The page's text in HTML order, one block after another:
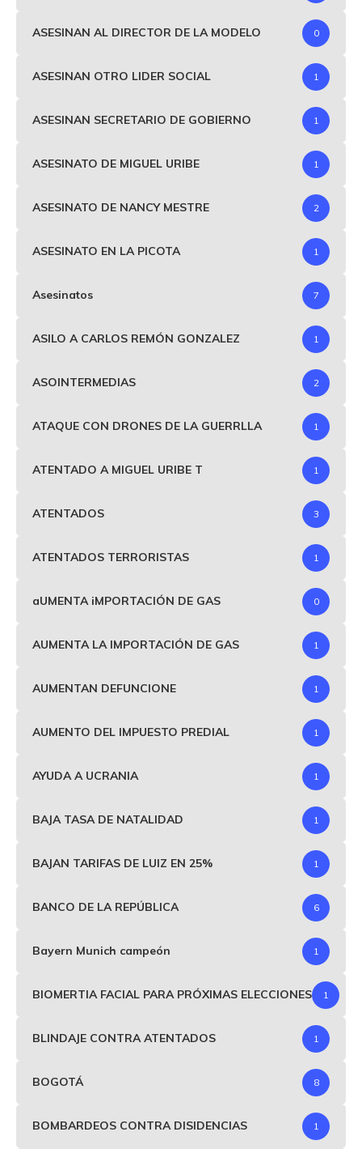
ASESINAN AL DIRECTOR DE LA MODELO 0
ASESINAN OTRO LIDER SOCIAL 1
ASESINAN SECRETARIO DE GOBIERNO 1
ASESINATO DE MIGUEL URIBE 1
ASESINATO DE NANCY MESTRE 2
ASESINATO EN LA PICOTA 1
Asesinatos 7
ASILO A CARLOS REMÓN GONZALEZ 1
ASOINTERMEDIAS 2
ATAQUE CON DRONES DE LA GUERRLLA 1
ATENTADO A MIGUEL URIBE T 1
ATENTADOS 3
ATENTADOS TERRORISTAS 1
aUMENTA iMPORTACIÓN DE GAS 0
AUMENTA LA IMPORTACIÓN DE GAS 1
AUMENTAN DEFUNCIONE 1
AUMENTO DEL IMPUESTO PREDIAL 1
AYUDA A UCRANIA 1
BAJA TASA DE NATALIDAD 1
BAJAN TARIFAS DE LUIZ EN 25% 1
BANCO DE LA REPÚBLICA 6
Bayern Munich campeón 1
BIOMERTIA FACIAL PARA PRÓXIMAS ELECCIONES 1
BLINDAJE CONTRA ATENTADOS 1
BOGOTÁ 8
BOMBARDEOS CONTRA DISIDENCIAS 1